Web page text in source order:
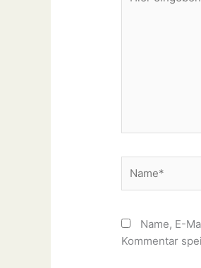
eingeben…
Name, E-
Kommentar